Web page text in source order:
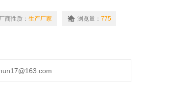
厂商性质： 生产厂家 浏览量： 775